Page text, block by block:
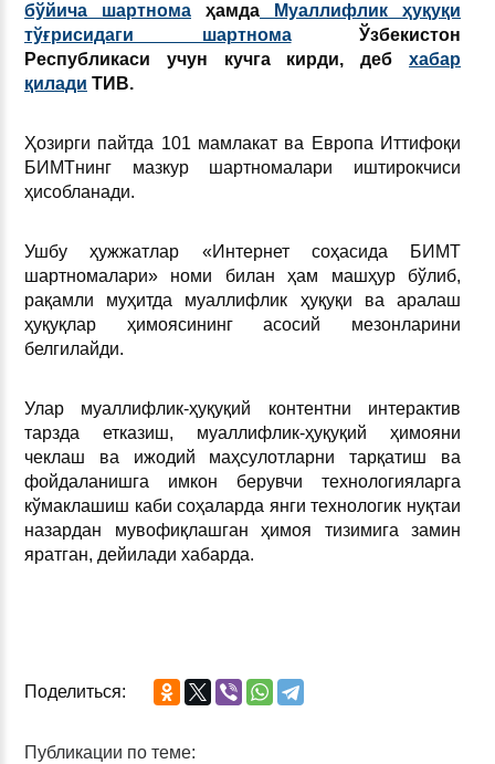
бўйича шартнома ҳамда Муаллифлик ҳуқуқи
тўғрисидаги шартномаЎзбекистон
Республикаси учун кучга кирди, дебхабар
қилади ТИВ.
Ҳозирги пайтда 101 мамлакат ва Европа Иттифоқи
БИМТнинг мазкур шартномалари иштирокчиси
ҳисобланади.
Ушбу ҳужжатлар «Интернет соҳасида БИМТ
шартномалари» номи билан ҳам машҳур бўлиб,
рақамли муҳитда муаллифлик ҳуқуқи ва аралаш
ҳуқуқлар ҳимоясининг асосий мезонларини
белгилайди.
Улар муаллифлик-ҳуқуқий контентни интерактив
тарзда етказиш, муаллифлик-ҳуқуқий ҳимояни
чеклаш ва ижодий маҳсулотларни тарқатиш ва
фойдаланишга имкон берувчи технологияларга
кўмаклашиш каби соҳаларда янги технологик нуқтаи
назардан мувофиқлашган ҳимоя тизимига замин
яратган, дейилади хабарда.
Поделиться:
Публикации по теме: